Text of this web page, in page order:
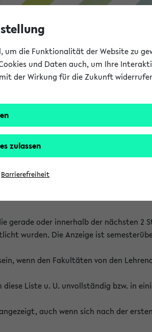
gerade oder innerhalb der nächsten
wurden. Die Anzeige ist
wenn den Fakultäten von den
Liste u. U. unvollständig bzw. in
auch wenn sich nach der
um die Funktionalität der Website zu
und Daten auch, um Ihre
der Wirkung für die Zukunft
zulassen
Barrierefreiheit